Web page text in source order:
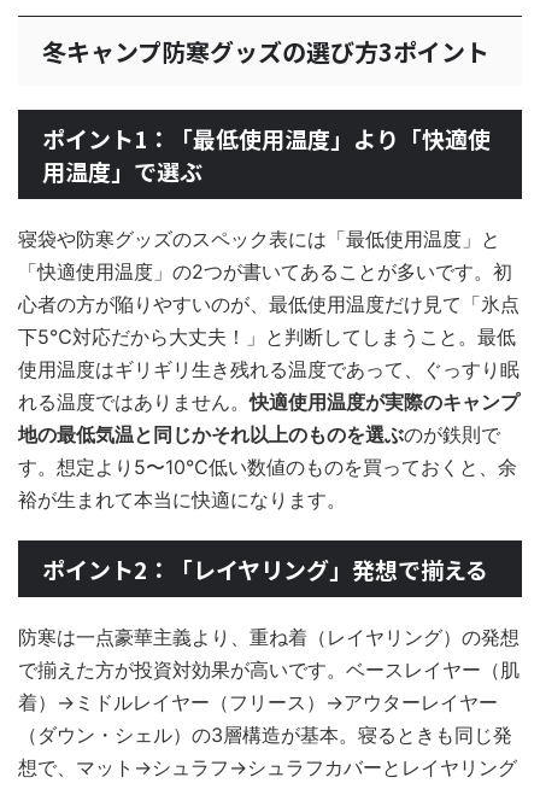
冬キャンプ防寒グッズの選び方3ポイント
ポイント1：「最低使用温度」より「快適使
用温度」で選ぶ
寝袋や防寒グッズのスペック表には「最低使用温度」と
「快適使用温度」の2つが書いてあることが多いです。初
心者の方が陥りやすいのが、最低使用温度だけ見て「氷点
下5℃対応だから大丈夫！」と判断してしまうこと。最低
使用温度はギリギリ生き残れる温度であって、ぐっすり眠
れる温度ではありません。快適使用温度が実際のキャンプ
地の最低気温と同じかそれ以上のものを選ぶのが鉄則で
す。想定より5〜10℃低い数値のものを買っておくと、余
裕が生まれて本当に快適になります。
ポイント2：「レイヤリング」発想で揃える
防寒は一点豪華主義より、重ね着（レイヤリング）の発想
で揃えた方が投資対効果が高いです。ベースレイヤー（肌
着）→ミドルレイヤー（フリース）→アウターレイヤー
（ダウン・シェル）の3層構造が基本。寝るときも同じ発
想で、マット→シュラフ→シュラフカバーとレイヤリング